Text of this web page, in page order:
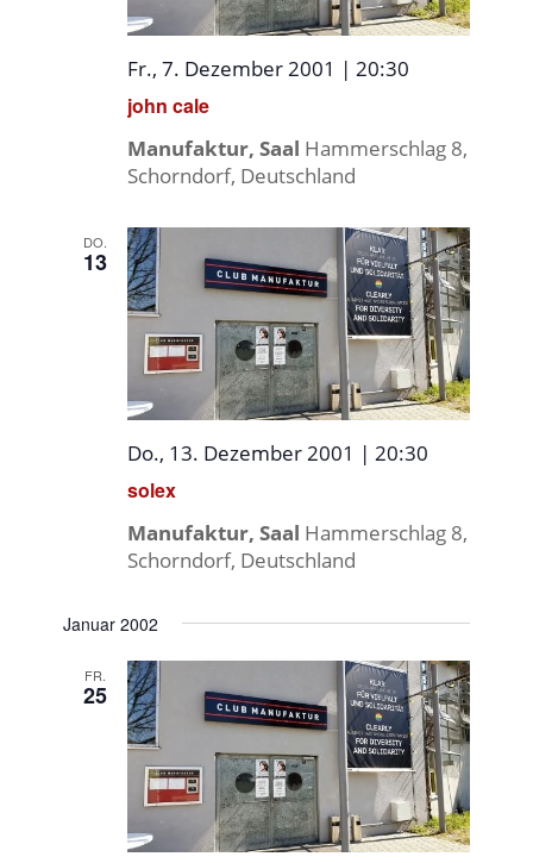
john cale
Fr., 7. Dezember 2001 | 20:30
Manufaktur, Saal Hammerschlag 8,
Schorndorf, Deutschland
DO.
13
solex
Do., 13. Dezember 2001 | 20:30
Manufaktur, Saal Hammerschlag 8,
Schorndorf, Deutschland
Januar 2002
FR.
25